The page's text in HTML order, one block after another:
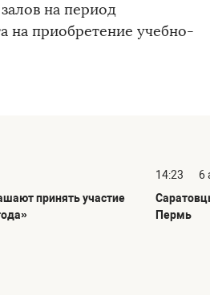
на период
на приобретение учебно-
принять участие
14:23
6
Пермь